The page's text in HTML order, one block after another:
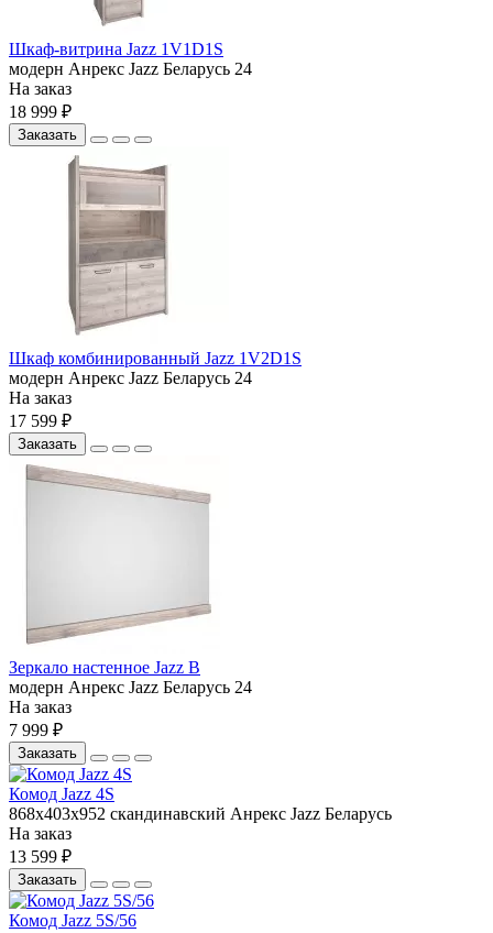
Шкаф-витрина Jazz 1V1D1S
модерн Анрекс Jazz Беларусь 24
На заказ
18 999 ₽
Заказать
Шкаф комбинированный Jazz 1V2D1S
модерн Анрекс Jazz Беларусь 24
На заказ
17 599 ₽
Заказать
Зеркало настенное Jazz В
модерн Анрекс Jazz Беларусь 24
На заказ
7 999 ₽
Заказать
Комод Jazz 4S
868x403x952 скандинавский Анрекс Jazz Беларусь
На заказ
13 599 ₽
Заказать
Комод Jazz 5S/56